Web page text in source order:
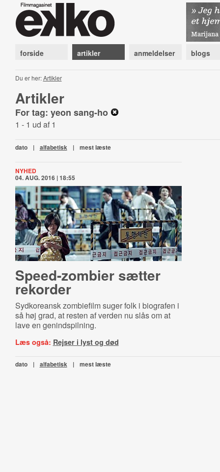
forside artikler anmeldelser blogs
Du er her:Artikler
Artikler
For tag: yeon sang-ho
1 - 1 ud af 1
dato | alfabetisk | mest læste
NYHED
04. AUG. 2016 | 18:55
Speed-zombier sætter
rekorder
Sydkoreansk zombiefilm suger folk i biografen i
så høj grad, at resten af verden nu slås om at
lave en genindspilning.
Læs også: Rejser i lyst og død
dato | alfabetisk | mest læste